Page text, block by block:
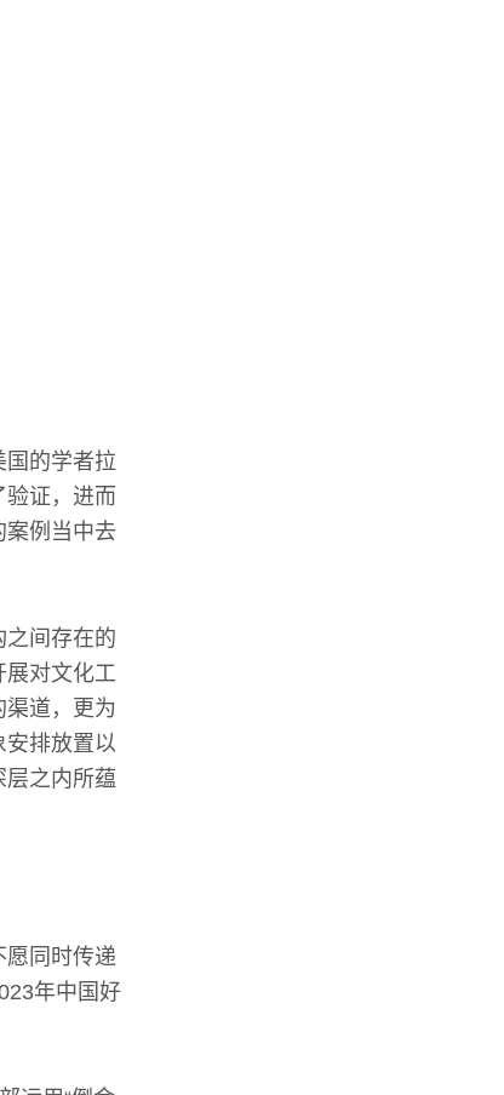
国的学者拉
验证，进而
例当中去
之间存在的
对文化工
渠道，更为
安排放置以
层之内所蕴
愿同时传递
年中国好